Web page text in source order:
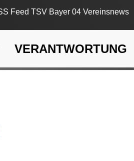
VERANTWORTUNG